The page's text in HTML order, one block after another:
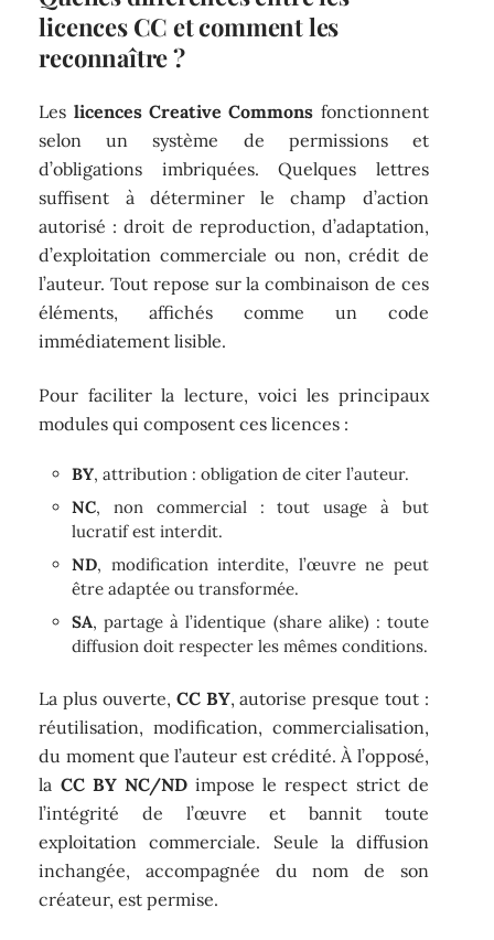
licences CC et comment les
reconnaître ?
Les licences Creative Commons fonctionnent
selon un système de permissions et
d’obligations imbriquées. Quelques lettres
suffisent à déterminer le champ d’action
autorisé : droit de reproduction, d’adaptation,
d’exploitation commerciale ou non, crédit de
l’auteur. Tout repose sur la combinaison de ces
éléments, affichés comme un code
immédiatement lisible.
Pour faciliter la lecture, voici les principaux
modules qui composent ces licences :
BY, attribution : obligation de citer l’auteur.
NC, non commercial : tout usage à but
lucratif est interdit.
ND, modification interdite, l’œuvre ne peut
être adaptée ou transformée.
SA, partage à l’identique (share alike) : toute
diffusion doit respecter les mêmes conditions.
La plus ouverte, CC BY, autorise presque tout :
réutilisation, modification, commercialisation,
du moment que l’auteur est crédité. À l’opposé,
la CC BY NC/NDimpose le respect strict de
l’intégrité de l’œuvre et bannit toute
exploitation commerciale. Seule la diffusion
inchangée, accompagnée du nom de son
créateur, est permise.